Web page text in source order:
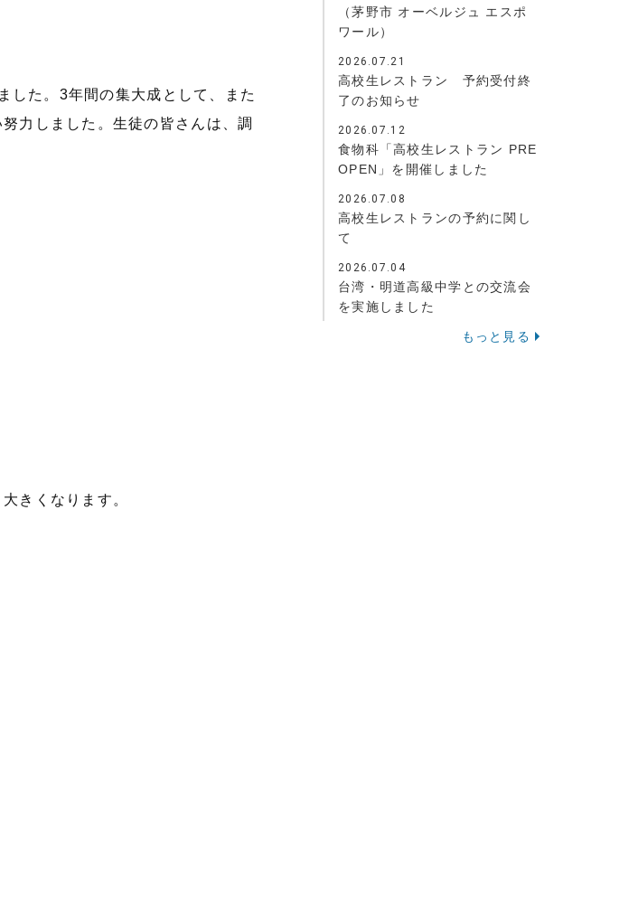
した。3年間の集大成として、また
力しました。生徒の皆さんは、調
きくなります。
（茅野市 オーベルジュ エスポ
ワール）
2026.07.21
高校生レストラン 予約受付終
了のお知らせ
2026.07.12
食物科「高校生レストラン PRE
OPEN」を開催しました
2026.07.08
高校生レストランの予約に関し
て
2026.07.04
台湾・明道高級中学との交流会
を実施しました
もっと見る